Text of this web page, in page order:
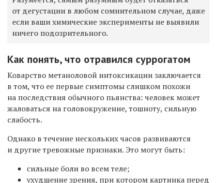
от дегустации в любом сомнительном случае, даже
если ваши химические эксперименты не выявили
ничего подозрительного.
Как понять, что отравился суррогатом
Коварство метаноловой интоксикации заключается
в том, что ее первые симптомы слишком похожи
на последствия обычного пьянства: человек может
жаловаться на головокружение, тошноту, сильную
слабость.
Однако в течение нескольких часов развиваются
и другие тревожные признаки. Это могут быть:
сильные боли во всем теле;
ухудшение зрения, при котором картинка перед